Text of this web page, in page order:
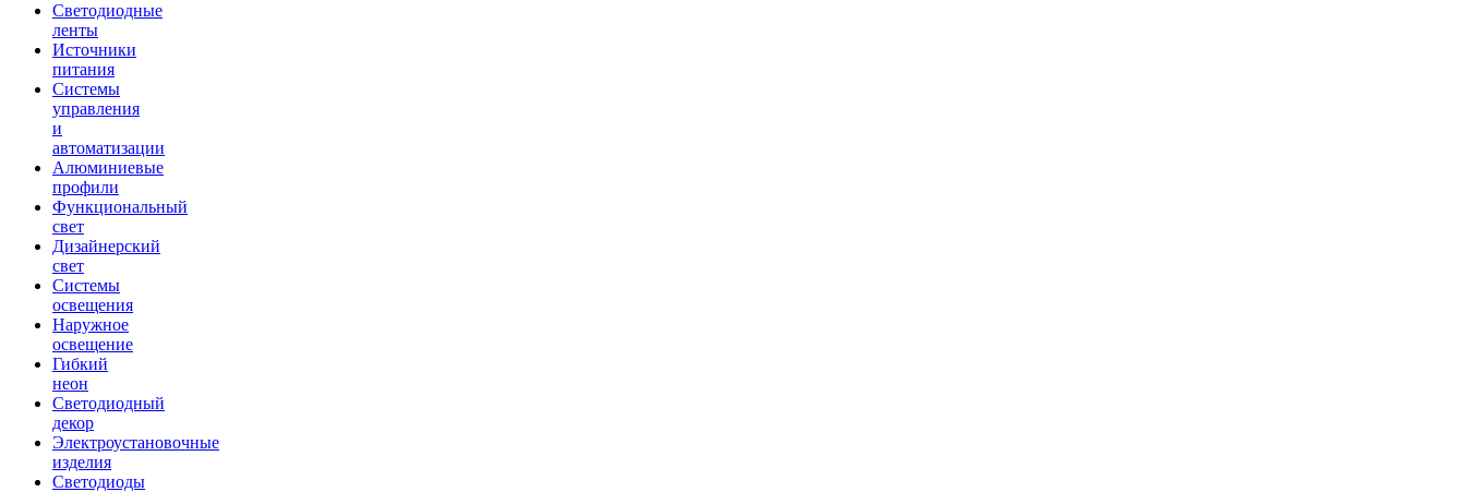
Светодиодные
ленты
Источники
питания
Системы
управления
и
автоматизации
Алюминиевые
профили
Функциональный
свет
Дизайнерский
свет
Системы
освещения
Наружное
освещение
Гибкий
неон
Светодиодный
декор
Электроустановочные
изделия
Светодиоды